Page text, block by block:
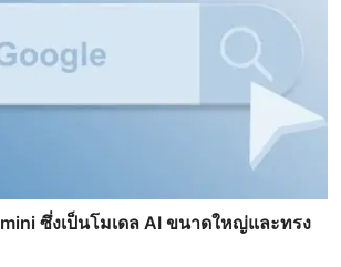
ซึ่งเป็นโมเดล AI ขนาดใหญ่และทรง